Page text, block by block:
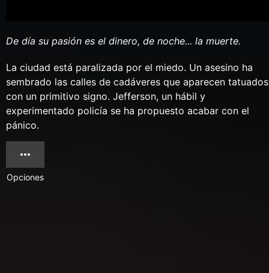
De día su pasión es el dinero, de noche... la muerte.
La ciudad está paralizada por el miedo. Un asesino ha
sembrado las calles de cadáveres que aparecen tatuados
con un primitivo signo. Jefferson, un hábil y
experimentado policí­a se ha propuesto acabar con el
pánico.
Opciones